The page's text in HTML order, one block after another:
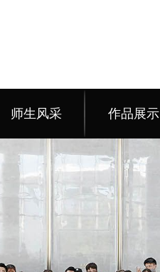
师生风采 作品展示